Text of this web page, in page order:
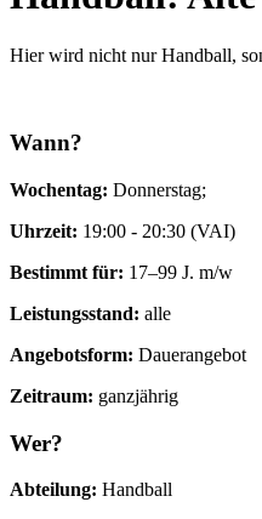
Hier wird nicht nur Handball,
Wann?
Wochentag: Donnerstag;
Uhrzeit: 19:00 - 20:30 (VAI)
Bestimmt für: 17–99 J. m/w
Leistungsstand: alle
Angebotsform: Dauerangebot
Zeitraum: ganzjährig
Wer?
Abteilung: Handball